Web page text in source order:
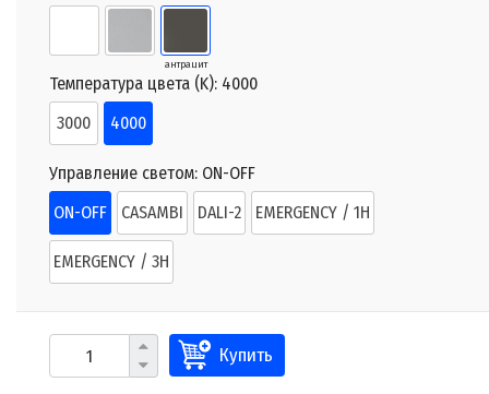
антрацит
Температура цвета (K): 4000
3000
4000
Управление светом: ON-OFF
ON-OFF
CASAMBI DALI-2 EMERGENCY / 1H
EMERGENCY / 3H
Купить